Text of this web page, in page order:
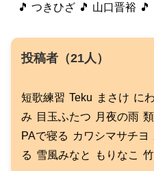
🎵 つきひざ 🎵 山口晋裕 🎵
投稿者（21人）
短歌練習 Teku まさけ に
み 目玉ふたつ 月夜の雨 類
PAで寝る カワシマサチヨ
る 雪風みなと もりなこ